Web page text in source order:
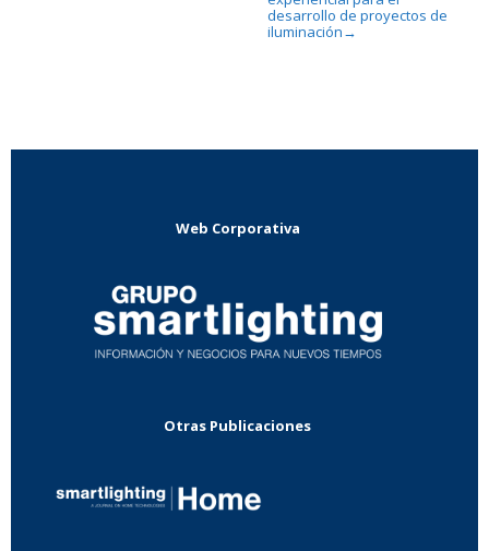
desarrollo de proyectos de
iluminación →
Web Corporativa
Otras Publicaciones